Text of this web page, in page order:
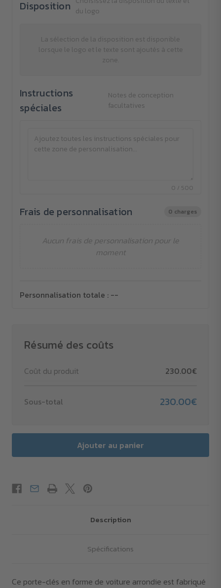
Disposition du logo
La sélection de la disposition est disponible
lorsque le logo et le texte sont ajoutés à cette
zone.
Instructions
spéciales
Notes de conception
facultatives
0 / 500
Frais de personnalisation 0 charges
Aucun frais de personnalisation pour le
moment
Personnalisation totale : --
Résumé des coûts
Coût du produit 230.00€
Sous-total 230.00€
Description
Spécifications
Ce porte-clés en forme de voiture arrondie est fabriqué